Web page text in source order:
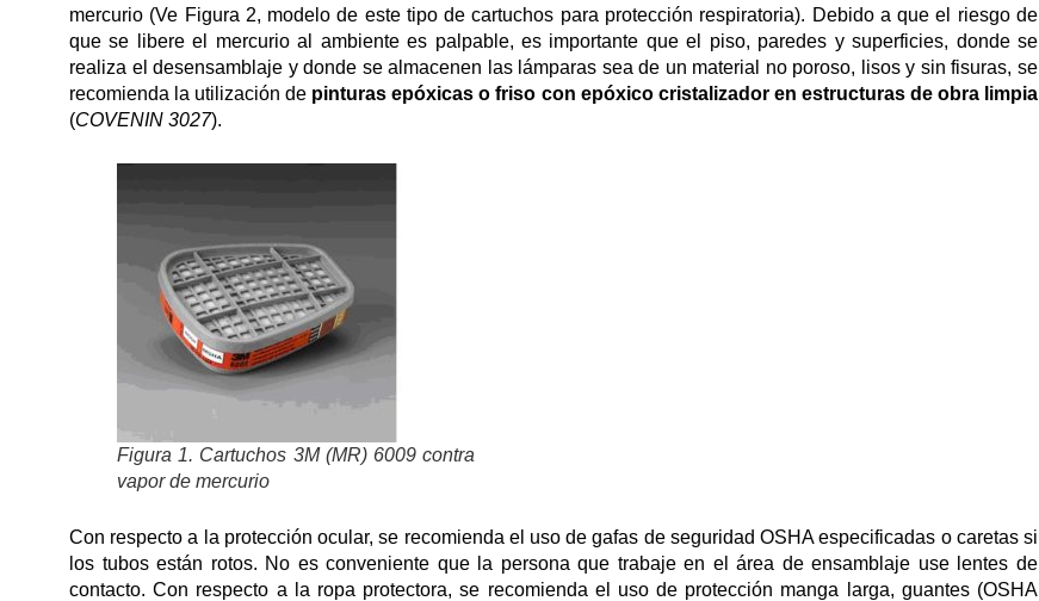
mercurio (Ve Figura 2, modelo de este tipo de cartuchos para protección respiratoria). Debido a que el riesgo de
que se libere el mercurio al ambiente es palpable, es importante que el piso, paredes y superficies, donde se
realiza el desensamblaje y donde se almacenen las lámparas sea de un material no poroso, lisos y sin fisuras, se
recomienda la utilización de pinturas epóxicas o friso con epóxico cristalizador en estructuras de obra limpia
(COVENIN 3027).
Figura 1. Cartuchos 3M (MR) 6009 contra
vapor de mercurio
Con respecto a la protección ocular, se recomienda el uso de gafas de seguridad OSHA especificadas o caretas si
los tubos están rotos. No es conveniente que la persona que trabaje en el área de ensamblaje use lentes de
contacto. Con respecto a la ropa protectora, se recomienda el uso de protección manga larga, guantes (OSHA